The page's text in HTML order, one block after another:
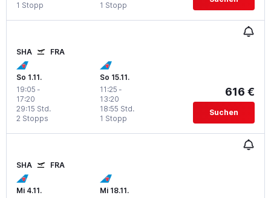
1 Stopp 1 Stopp
SHA FRA
So 1.11.
19:05 -
17:20
2 Stopps
29:15 Std.
So 15.11.
11:25 -
13:20
1 Stopp
18:55 Std.
616 €
Suchen
SHA FRA
Mi 4.11.
Mi 18.11.